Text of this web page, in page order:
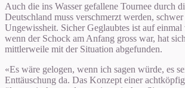
Auch die ins Wasser gefallene Tournee durch
Deutschland muss verschmerzt werden,
Ungewissheit. Sicher Geglaubtes ist auf
wenn der Schock am Anfang gross war, hat
mittlerweile mit der Situation abgefunden.
«Es wäre gelogen, wenn ich sagen würde, es
Enttäuschung da. Das Konzept einer